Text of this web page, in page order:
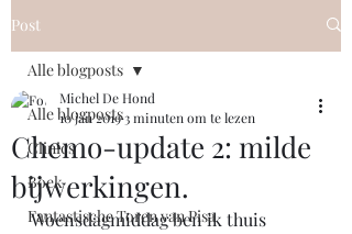
Post
Alle blogposts
Clinics
Boek
Fantastische Toren van Pisa
Alle blogposts
Chemo-update 2: milde
bijwerkingen.
Michel De Hond
10 jan 20193 minuten om te lezen
Woensdagmiddag ben ik thuis